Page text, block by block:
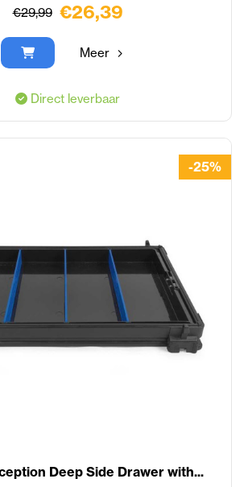
€29,99 €26,39
Meer
Direct leverbaar
Deep Side Drawer with...
-25%